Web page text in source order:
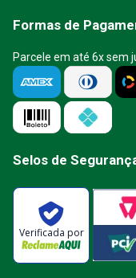
Formas de
Parcele em até 6x sem
Selos de
Verificada por